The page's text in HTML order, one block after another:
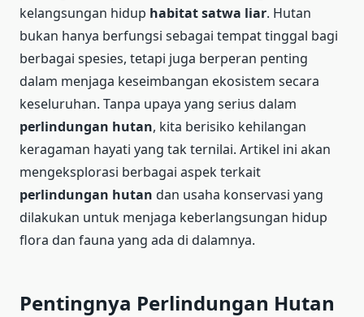
kelangsungan hidup habitat satwa liar. Hutan
bukan hanya berfungsi sebagai tempat tinggal bagi
berbagai spesies, tetapi juga berperan penting
dalam menjaga keseimbangan ekosistem secara
keseluruhan. Tanpa upaya yang serius dalam
perlindungan hutan, kita berisiko kehilangan
keragaman hayati yang tak ternilai. Artikel ini akan
mengeksplorasi berbagai aspek terkait
perlindungan hutan dan usaha konservasi yang
dilakukan untuk menjaga keberlangsungan hidup
flora dan fauna yang ada di dalamnya.
Pentingnya Perlindungan Hutan